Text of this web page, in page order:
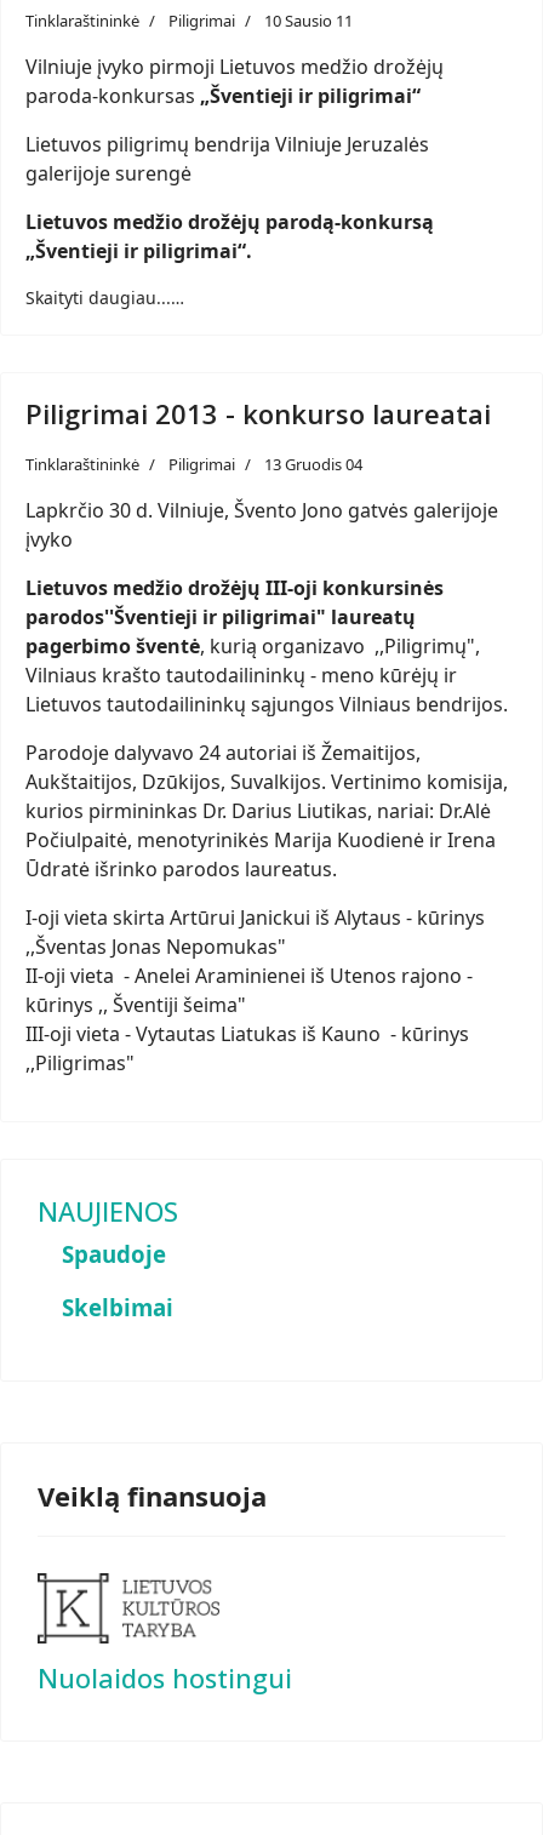
Tinklaraštininkė Piligrimai 10 Sausio 11
Vilniuje įvyko pirmoji Lietuvos medžio drožėjų
paroda-konkursas „Šventieji ir piligrimai“
Lietuvos piligrimų bendrija Vilniuje Jeruzalės
galerijoje surengė
Lietuvos medžio drožėjų parodą-konkursą
„Šventieji ir piligrimai“.
Skaityti daugiau...…
Piligrimai 2013 - konkurso laureatai
Tinklaraštininkė Piligrimai 13 Gruodis 04
Lapkrčio 30 d. Vilniuje, Švento Jono gatvės galerijoje
įvyko
Lietuvos medžio drožėjų III-oji konkursinės
parodos''Šventieji ir piligrimai" laureatų
pagerbimo šventė, kurią organizavo ,,Piligrimų",
Vilniaus krašto tautodailininkų - meno kūrėjų ir
Lietuvos tautodailininkų sąjungos Vilniaus bendrijos.
Parodoje dalyvavo 24 autoriai iš Žemaitijos,
Aukštaitijos, Dzūkijos, Suvalkijos. Vertinimo komisija,
kurios pirmininkas Dr. Darius Liutikas, nariai: Dr.Alė
Počiulpaitė, menotyrinikės Marija Kuodienė ir Irena
Ūdratė išrinko parodos laureatus.
I-oji vieta skirta Artūrui Janickui iš Alytaus - kūrinys
,,Šventas Jonas Nepomukas"
II-oji vieta - Anelei Araminienei iš Utenos rajono -
kūrinys ,, Šventiji šeima"
III-oji vieta - Vytautas Liatukas iš Kauno - kūrinys
,,Piligrimas"
NAUJIENOS
Spaudoje
Skelbimai
Veiklą finansuoja
Nuolaidos hostingui